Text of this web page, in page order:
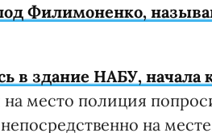
Филимоненко,
в здание НАБУ, начала
место полиция
на